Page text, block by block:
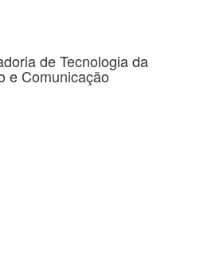
de Tecnologia da
e Comunicação